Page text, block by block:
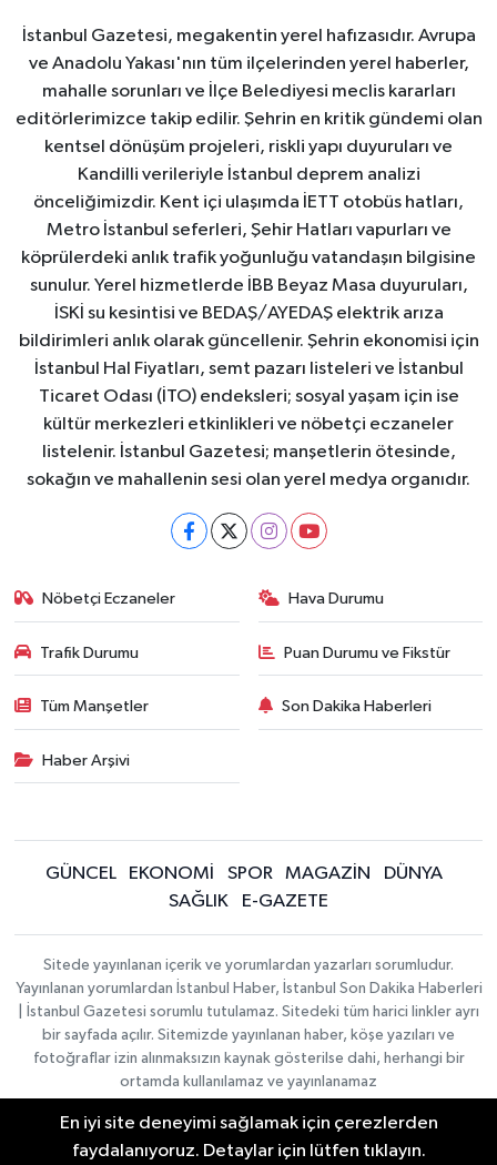
İstanbul Gazetesi, megakentin yerel hafızasıdır. Avrupa
ve Anadolu Yakası'nın tüm ilçelerinden yerel haberler,
mahalle sorunları ve İlçe Belediyesi meclis kararları
editörlerimizce takip edilir. Şehrin en kritik gündemi olan
kentsel dönüşüm projeleri, riskli yapı duyuruları ve
Kandilli verileriyle İstanbul deprem analizi
önceliğimizdir. Kent içi ulaşımda İETT otobüs hatları,
Metro İstanbul seferleri, Şehir Hatları vapurları ve
köprülerdeki anlık trafik yoğunluğu vatandaşın bilgisine
sunulur. Yerel hizmetlerde İBB Beyaz Masa duyuruları,
İSKİ su kesintisi ve BEDAŞ/AYEDAŞ elektrik arıza
bildirimleri anlık olarak güncellenir. Şehrin ekonomisi için
İstanbul Hal Fiyatları, semt pazarı listeleri ve İstanbul
Ticaret Odası (İTO) endeksleri; sosyal yaşam için ise
kültür merkezleri etkinlikleri ve nöbetçi eczaneler
listelenir. İstanbul Gazetesi; manşetlerin ötesinde,
sokağın ve mahallenin sesi olan yerel medya organıdır.
Nöbetçi Eczaneler Hava Durumu
Trafik Durumu Puan Durumu ve Fikstür
Tüm Manşetler Son Dakika Haberleri
Haber Arşivi
GÜNCEL EKONOMİ SPOR MAGAZİN
DÜNYA
SAĞLIK
E-GAZETE
Sitede yayınlanan içerik ve yorumlardan yazarları sorumludur.
Yayınlanan yorumlardan İstanbul Haber, İstanbul Son Dakika Haberleri
| İstanbul Gazetesi sorumlu tutulamaz. Sitedeki tüm harici linkler ayrı
bir sayfada açılır. Sitemizde yayınlanan haber, köşe yazıları ve
fotoğraflar izin alınmaksızın kaynak gösterilse dahi, herhangi bir
ortamda kullanılamaz ve yayınlanamaz
İletişim
Künye
Haber Yazılımı:TE Bilişim|
En iyi site deneyimi sağlamak için çerezlerden
faydalanıyoruz. Detaylar için lütfen tıklayın.